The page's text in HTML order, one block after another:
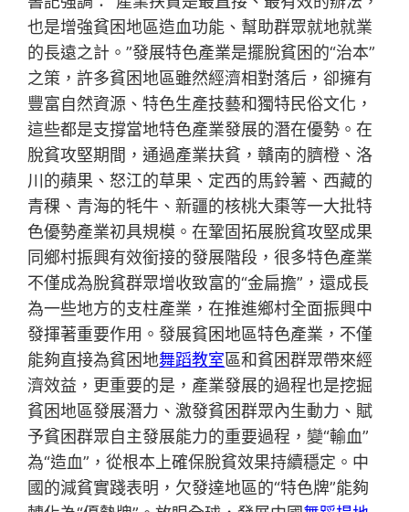
也是增強貧困地區造血功能、幫助群眾就地就業
的長遠之計。”發展特色產業是擺脫貧困的“治本”
之策，許多貧困地區雖然經濟相對落后，卻擁有
豐富自然資源、特色生產技藝和獨特民俗文化，
這些都是支撐當地特色產業發展的潛在優勢。在
脫貧攻堅期間，通過產業扶貧，贛南的臍橙、洛
川的蘋果、怒江的草果、定西的馬鈴薯、西藏的
青稞、青海的牦牛、新疆的核桃大棗等一大批特
色優勢產業初具規模。在鞏固拓展脫貧攻堅成果
同鄉村振興有效銜接的發展階段，很多特色產業
不僅成為脫貧群眾增收致富的“金扁擔”，還成長
為一些地方的支柱產業，在推進鄉村全面振興中
發揮著重要作用。發展貧困地區特色產業，不僅
能夠直接為貧困地舞蹈教室區和貧困群眾帶來經
濟效益，更重要的是，產業發展的過程也是挖掘
貧困地區發展潛力、激發貧困群眾內生動力、賦
予貧困群眾自主發展能力的重要過程，變“輸血”
為“造血”，從根本上確保脫貧效果持續穩定。中
國的減貧實踐表明，欠發達地區的“特色牌”能夠